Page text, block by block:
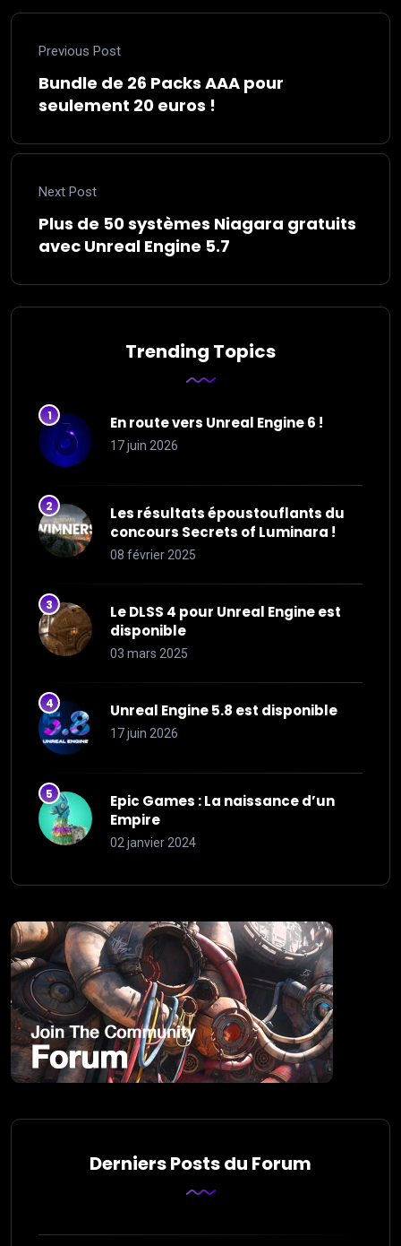
Previous Post
Bundle de 26 Packs AAA pour
seulement 20 euros !
Next Post
Plus de 50 systèmes Niagara gratuits
avec Unreal Engine 5.7
Trending Topics
En route vers Unreal Engine 6 !
17 juin 2026
Les résultats époustouflants du
concours Secrets of Luminara !
08 février 2025
Le DLSS 4 pour Unreal Engine est
disponible
03 mars 2025
Unreal Engine 5.8 est disponible
17 juin 2026
Epic Games : La naissance d’un
Empire
02 janvier 2024
Derniers Posts du Forum